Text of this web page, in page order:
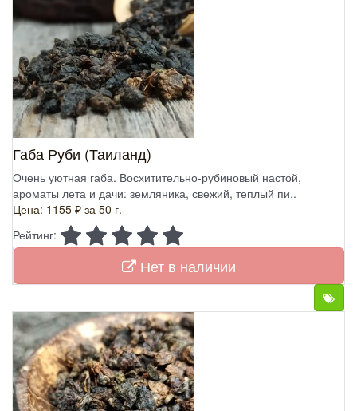
Габа Руби (Таиланд)
Очень уютная габа. Восхитительно-рубиновый настой,
ароматы лета и дачи: земляника, свежий, теплый пи..
Цена: 1155 ₽ за 50 г.
Рейтинг:
Нет в наличии